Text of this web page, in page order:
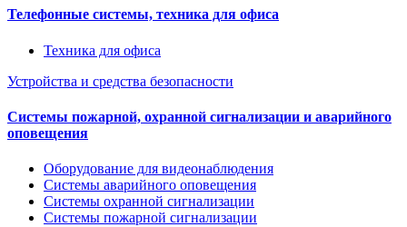
Телефонные системы, техника для офиса
Техника для офиса
Устройства и средства безопасности
Системы пожарной, охранной сигнализации и аварийного
оповещения
Оборудование для видеонаблюдения
Системы аварийного оповещения
Системы охранной сигнализации
Системы пожарной сигнализации